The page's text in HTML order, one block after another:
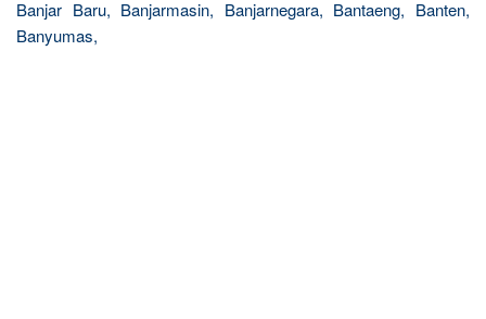
Banjar Baru, Banjarmasin, Banjarnegara, Bantaeng, Banten,
Banyumas,